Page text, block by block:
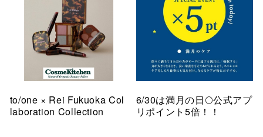
to/one × Rei Fukuoka Col
laboration Collection
6/30は満月の日🌕公式アプ
リポイント5倍！！